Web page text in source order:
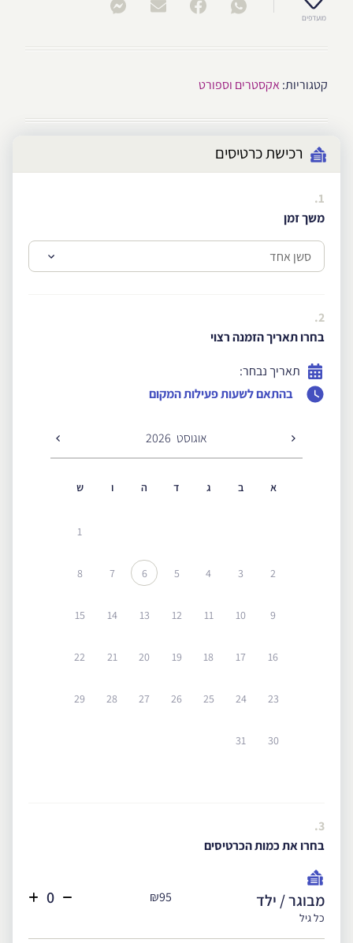
מועדפים
קטגוריות:אקסטרים וספורט
רכישת כרטיסים
1.
משך זמן
2.
בחרו תאריך הזמנה רצוי
תאריך נבחר:
בהתאם לשעות פעילות המקום
אוגוסט 2026
א ב ג ד ה ו ש
1
2
3
4
5
6
7
8
9
10
11
12
13
14
15
16
17
18
19
20
21
22
23
24
25
26
27
28
29
30
31
3.
בחרו את כמות הכרטיסים
מבוגר / ילד
כל גיל
₪95